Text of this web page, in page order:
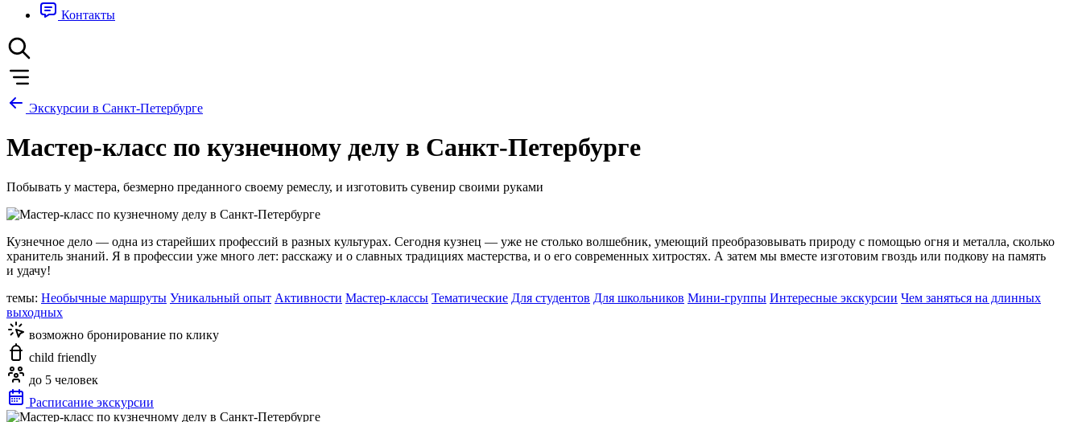
Контакты
Экскурсии в Санкт-Петербурге
Мастер-класс по кузнечному делу в Санкт-Петербурге
Побывать у мастера, безмерно преданного своему ремеслу, и изготовить сувенир своими руками
Кузнечное дело — одна из старейших профессий в разных культурах. Сегодня кузнец — уже не столько волшебник, умеющий преобразовывать природу с помощью огня и металла, сколько
хранитель знаний. Я в профессии уже много лет: расскажу и о славных традициях мастерства, и о его современных хитростях. А затем мы вместе изготовим гвоздь или подкову на память
и удачу!
темы: Необычные маршруты Уникальный опыт Активности Мастер-классы Тематические Для студентов Для школьников Мини-группы Интересные экскурсии Чем заняться на длинных
выходных
возможно бронирование по клику
child friendly
до 5 человек
Расписание экскурсии